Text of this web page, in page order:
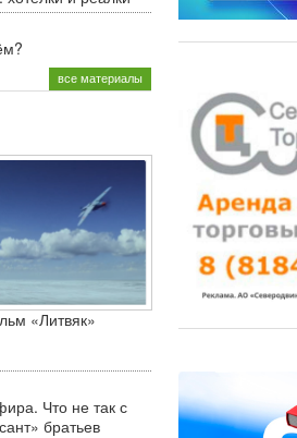
все материалы
«Литвяк»
Что не так с
братьев